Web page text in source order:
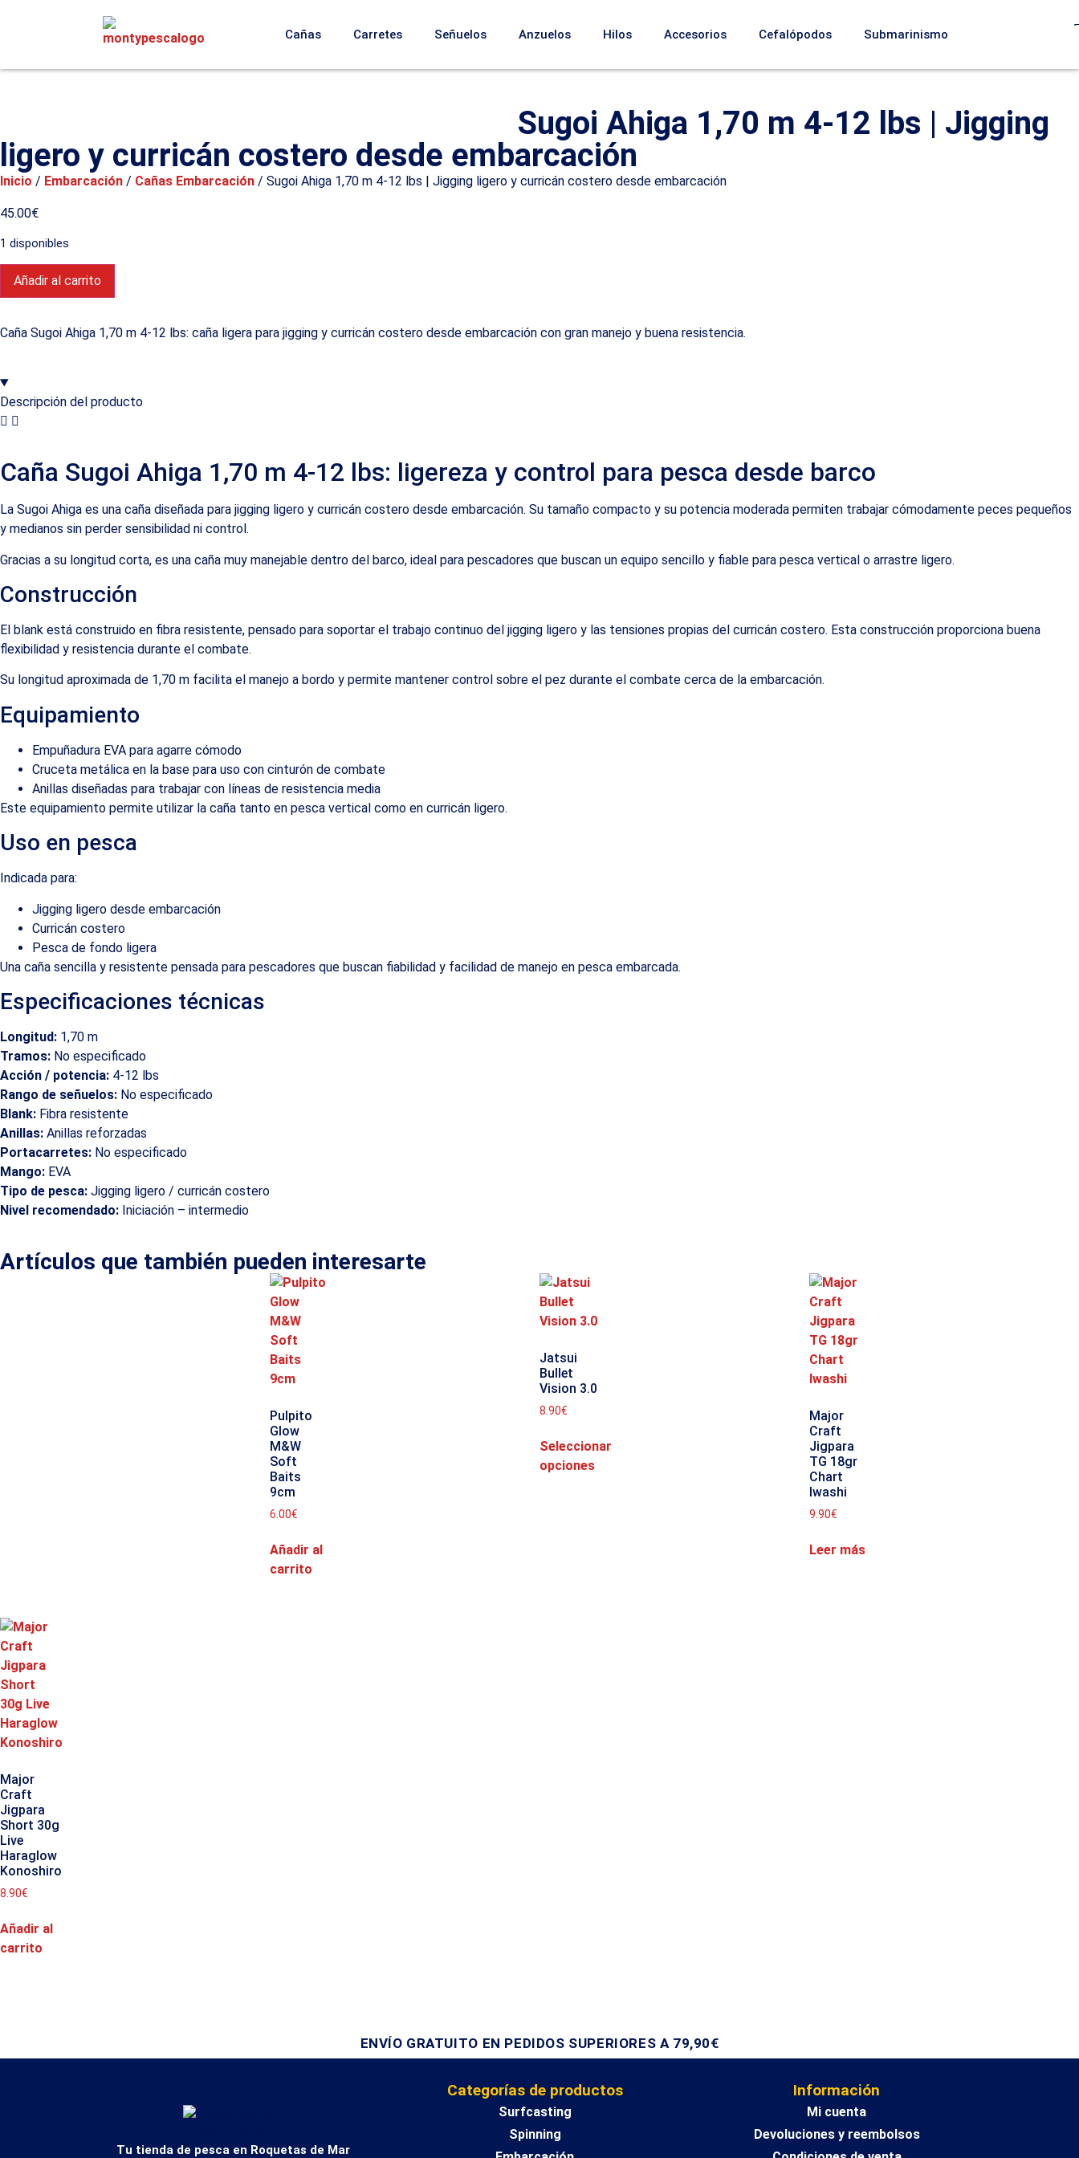
Cañas Carretes Señuelos Anzuelos Hilos Accesorios Cefalópodos Submarinismo
Sugoi Ahiga 1,70 m 4-12 lbs | Jigging
ligero y curricán costero desde embarcación
Inicio / Embarcación / Cañas Embarcación / Sugoi Ahiga 1,70 m 4-12 lbs | Jigging ligero y curricán costero desde embarcación
45.00€
1 disponibles
Añadir al carrito
Caña Sugoi Ahiga 1,70 m 4-12 lbs: caña ligera para jigging y curricán costero desde embarcación con gran manejo y buena resistencia.
Descripción del producto
Caña Sugoi Ahiga 1,70 m 4-12 lbs: ligereza y control para pesca desde barco
La Sugoi Ahiga es una caña diseñada para jigging ligero y curricán costero desde embarcación. Su tamaño compacto y su potencia moderada permiten trabajar cómodamente peces pequeños
y medianos sin perder sensibilidad ni control.
Gracias a su longitud corta, es una caña muy manejable dentro del barco, ideal para pescadores que buscan un equipo sencillo y fiable para pesca vertical o arrastre ligero.
Construcción
El blank está construido en fibra resistente, pensado para soportar el trabajo continuo del jigging ligero y las tensiones propias del curricán costero. Esta construcción proporciona buena
flexibilidad y resistencia durante el combate.
Su longitud aproximada de 1,70 m facilita el manejo a bordo y permite mantener control sobre el pez durante el combate cerca de la embarcación.
Equipamiento
Empuñadura EVA para agarre cómodo
Cruceta metálica en la base para uso con cinturón de combate
Anillas diseñadas para trabajar con líneas de resistencia media
Este equipamiento permite utilizar la caña tanto en pesca vertical como en curricán ligero.
Uso en pesca
Indicada para:
Jigging ligero desde embarcación
Curricán costero
Pesca de fondo ligera
Una caña sencilla y resistente pensada para pescadores que buscan fiabilidad y facilidad de manejo en pesca embarcada.
Especificaciones técnicas
Longitud: 1,70 m
Tramos: No especificado
Acción / potencia: 4-12 lbs
Rango de señuelos: No especificado
Blank: Fibra resistente
Anillas: Anillas reforzadas
Portacarretes: No especificado
Mango: EVA
Tipo de pesca: Jigging ligero / curricán costero
Nivel recomendado: Iniciación – intermedio
Artículos que también pueden interesarte
Pulpito
Glow
M&W
Soft
Baits
9cm
6.00€
Añadir al
carrito
Jatsui
Bullet
Vision 3.0
8.90€
Seleccionar
opciones
Major
Craft
Jigpara
TG 18gr
Chart
Iwashi
9.90€
Leer más
Major
Craft
Jigpara
Short 30g
Live
Haraglow
Konoshiro
8.90€
Añadir al
carrito
ENVÍO GRATUITO EN PEDIDOS SUPERIORES A 79,90€
Tu tienda de pesca en Roquetas de Mar
Categorías de productos
Surfcasting
Spinning
Información
Mi cuenta
Devoluciones y reembolsos